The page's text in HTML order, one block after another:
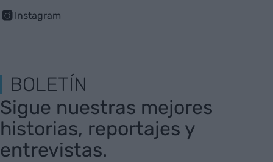
Instagram
BOLETÍN
Sigue nuestras mejores
historias, reportajes y
entrevistas.